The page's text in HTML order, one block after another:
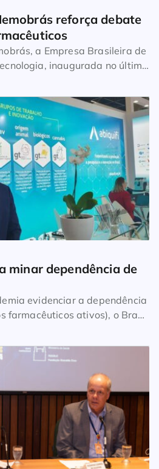
reforça debate
a Empresa Brasileira de
inaugurada no último
debate: a autossuficiência
são os insumos
são do Corrreio
acreditarem no potencial da
especialistas ressaltam o
atender a […]
minar dependência de
evidenciar a dependência
farmacêuticos ativos), o Brasil
para diminuir o
exclusiva ao Panorama
FCE Pharma 2023, o
Brasileira da Indústria de
(Abiquifi), Norberto Prestes,
e das […]